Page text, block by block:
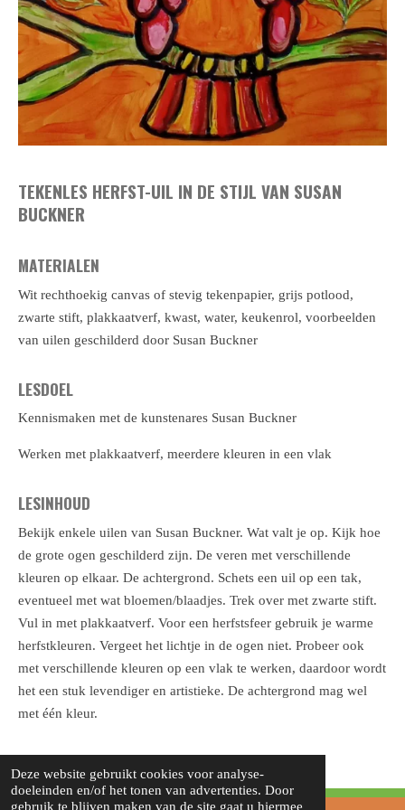
Deze website gebruikt cookies voor analyse-
doeleinden en/of het tonen van advertenties. Door
gebruik te blijven maken van de site gaat u hiermee
TEKENLES HERFST-UIL IN DE STIJL VAN SUSAN
BUCKNER
MATERIALEN
Wit rechthoekig canvas of stevig tekenpapier, grijs potlood,
zwarte stift, plakkaatverf, kwast, water, keukenrol, voorbeelden
van uilen geschilderd door Susan Buckner
LESDOEL
Kennismaken met de kunstenares Susan Buckner
Werken met plakkaatverf, meerdere kleuren in een vlak
LESINHOUD
Bekijk enkele uilen van Susan Buckner. Wat valt je op. Kijk hoe
de grote ogen geschilderd zijn. De veren met verschillende
kleuren op elkaar. De achtergrond. Schets een uil op een tak,
eventueel met wat bloemen/blaadjes. Trek over met zwarte stift.
Vul in met plakkaatverf. Voor een herfstsfeer gebruik je warme
herfstkleuren. Vergeet het lichtje in de ogen niet. Probeer ook
met verschillende kleuren op een vlak te werken, daardoor wordt
het een stuk levendiger en artistieke. De achtergrond mag wel
met één kleur.